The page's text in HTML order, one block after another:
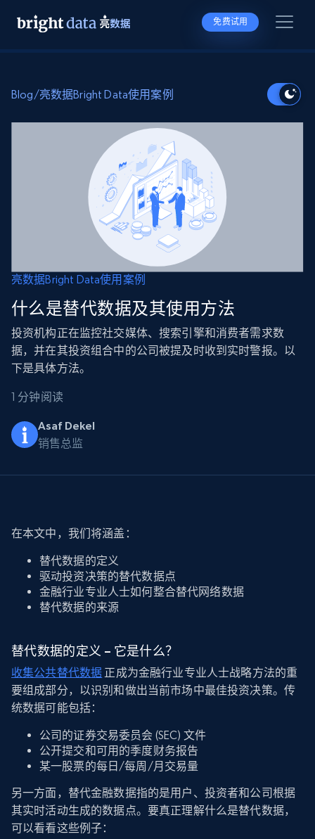
免费试用
Blog/亮数据Bright Data使用案例
亮数据Bright Data使用案例
什么是替代数据及其使用方法
投资机构正在监控社交媒体、搜索引擎和消费者需求数
据，并在其投资组合中的公司被提及时收到实时警报。以
下是具体方法。
1 分钟阅读
Asaf Dekel
销售总监
在本文中，我们将涵盖：
替代数据的定义
驱动投资决策的替代数据点
金融行业专业人士如何整合替代网络数据
替代数据的来源
替代数据的定义 – 它是什么？
收集公共替代数据 正成为金融行业专业人士战略方法的重
要组成部分，以识别和做出当前市场中最佳投资决策。传
统数据可能包括：
公司的证券交易委员会 (SEC) 文件
公开提交和可用的季度财务报告
某一股票的每日/每周/月交易量
另一方面，替代金融数据指的是用户、投资者和公司根据
其实时活动生成的数据点。要真正理解什么是替代数据，
可以看看这些例子：